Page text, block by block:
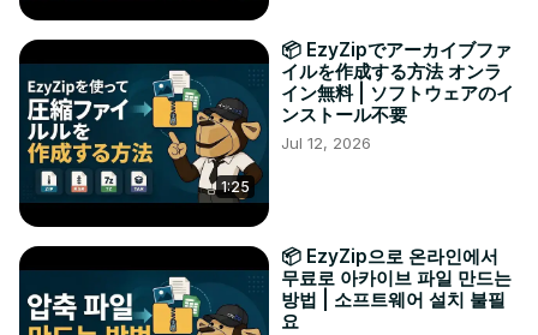
1:25
📦 EzyZipでアーカイブファ
イルを作成する方法 オンラ
イン無料 | ソフトウェアのイ
ンストール不要
Jul 12, 2026
📦 EzyZip으로 온라인에서
무료로 아카이브 파일 만드는
방법 | 소프트웨어 설치 불필
요